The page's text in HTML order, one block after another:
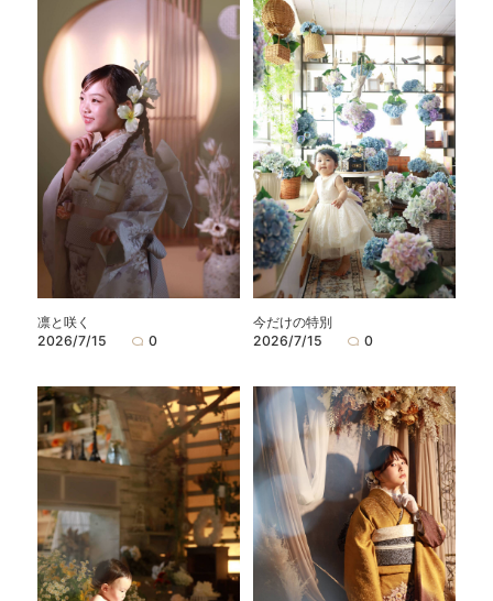
凛と咲く
2026/7/15
0
今だけの特別
2026/7/15
0